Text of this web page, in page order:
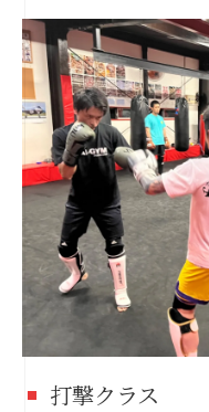
打撃クラス